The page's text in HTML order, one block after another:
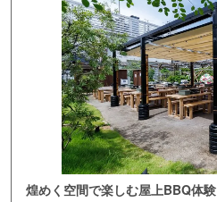
煌めく空間で楽しむ屋上BBQ体験